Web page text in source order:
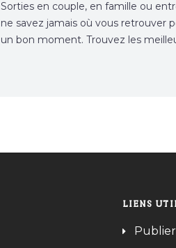
Sorties en couple, en famille ou
ne savez jamais où vous retrouver
un bon moment. Trouvez les
LIENS